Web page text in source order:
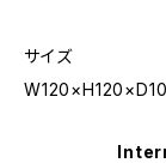
サイズ